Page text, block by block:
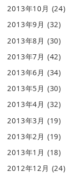
2013年10月 (24)
2013年9月 (32)
2013年8月 (30)
2013年7月 (42)
2013年6月 (34)
2013年5月 (30)
2013年4月 (32)
2013年3月 (19)
2013年2月 (19)
2013年1月 (18)
2012年12月 (24)